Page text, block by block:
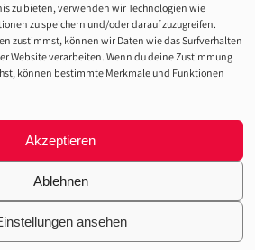
zu bieten, verwenden wir Technologien wie
zu speichern und/oder darauf zuzugreifen.
zustimmst, können wir Daten wie das Surfverhalten
Website verarbeiten. Wenn du deine Zustimmung
können bestimmte Merkmale und Funktionen
Akzeptieren
Ablehnen
ansehen
Impressum
with love 🌸